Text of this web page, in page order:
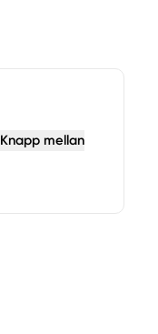
Knapp mellan